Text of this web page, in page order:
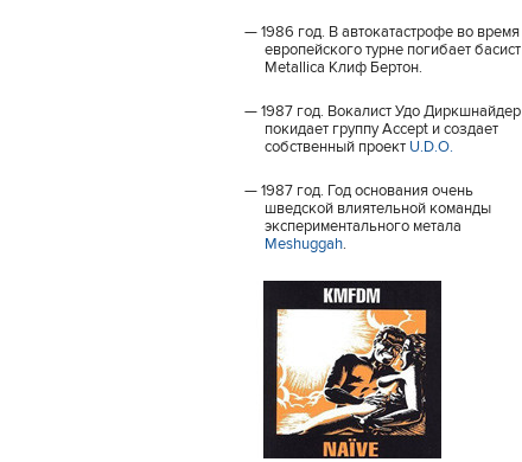
1986 год. В автокатастрофе во время
европейского турне погибает басист
Metallica Клиф Бертон.
1987 год. Вокалист Удо Диркшнайдер
покидает группу Accept и создает
собственный проект U.D.O.
1987 год. Год основания очень
шведской влиятельной команды
экспериментального метала
Meshuggah.